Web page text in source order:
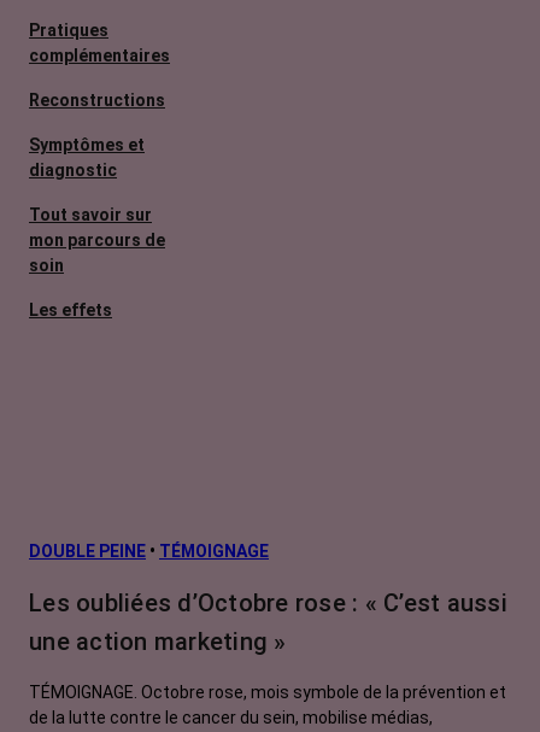
Pratiques
complémentaires
Reconstructions
Symptômes et
diagnostic
Tout savoir sur
mon parcours de
soin
Les effets
L’après cancer
Traitements
contre le cancer
DOUBLE PEINE • TÉMOIGNAGE
Les oubliées d’Octobre rose : « C’est aussi
une action marketing »
TÉMOIGNAGE. Octobre rose, mois symbole de la prévention et
de la lutte contre le cancer du sein, mobilise médias,